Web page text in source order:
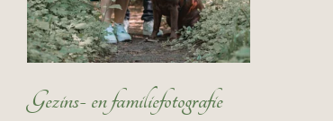
Gezins- en familiefotografie